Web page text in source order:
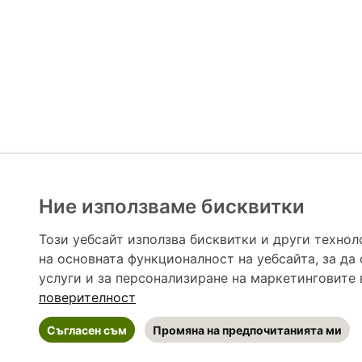
предназначена да служи само и единствено за
допълване на данните и за коригиране на
Ние използваме бисквитки
Този уебсайт използва бисквитки и други
на основната функционалност на уебсайта, за да
услуги и за персонализиране на
поверителност
Съгласен съм Промяна на предпочитанията ми